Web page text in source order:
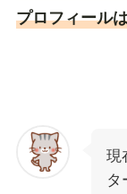
プロフィール
現
タ